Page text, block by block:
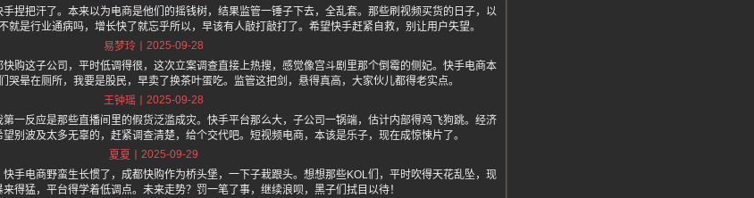
捏把汗了。本来以为电商是他们的摇钱树，结果监管一锤子下去，全乱套。那些刷视频买货的日子，以
就是行业通病吗，增长快了就忘乎所以，早该有人敲打敲打了。希望快手赶紧自救，别让用户失望。
易梦玲
2025-09-28
购这子公司，平时低调得很，这次立案调查直接上热搜，感觉像宫斗剧里那个倒霉的侧妃。快手电商本
哭晕在厕所，我要是股民，早卖了换茶叶蛋吃。监管这把剑，悬得真高，大家伙儿都得老实点。
王钟瑶
2025-09-28
一反应是那些直播间里的假货泛滥成灾。快手平台那么大，子公司一锅端，估计内部得鸡飞狗跳。经济
别波及太多无辜的，赶紧调查清楚，给个交代吧。短视频电商，本该是乐子，现在成惊悚片了。
夏夏
2025-09-29
手电商野蛮生长惯了，成都快购作为桥头堡，一下子栽跟头。想想那些KOL们，平时吹得天花乱坠，现
得猛，平台得学着低调点。未来走势？罚一笔了事，继续浪呗，黑子们拭目以待！